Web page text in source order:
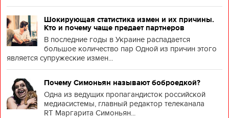
Шокирующая статистика измен и их причины.
Кто и почему чаще предает партнеров
В последние годы в Украине распадается
большое количество пар Одной из причин этого
является супружеские измен...
Почему Симоньян называют боброедкой?
Одна из ведущих пропагандисток российской
медиасистемы, главный редактор телеканала
RT Маргарита Симоньян...